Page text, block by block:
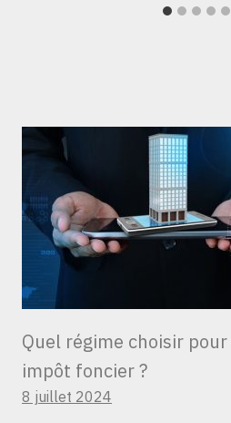
Quel régime choisir
impôt foncier ?
8 juillet 2024